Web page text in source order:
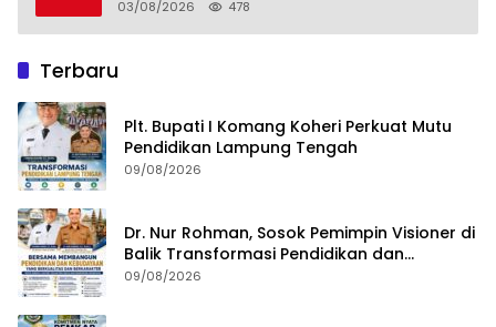
Lampung Tengah
03/08/2026 478
Terbaru
Plt. Bupati I Komang Koheri Perkuat Mutu
Pendidikan Lampung Tengah
09/08/2026
Dr. Nur Rohman, Sosok Pemimpin Visioner di
Balik Transformasi Pendidikan dan
Kebudayaan Lampung Tengah
09/08/2026